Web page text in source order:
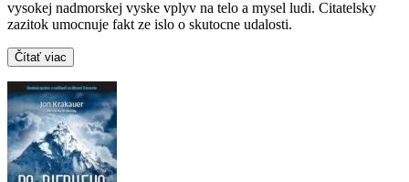
vysokej nadmorskej vyske vplyv na telo a mysel ludi. Citatelsky
zazitok umocnuje fakt ze islo o skutocne udalosti.
Čítať viac